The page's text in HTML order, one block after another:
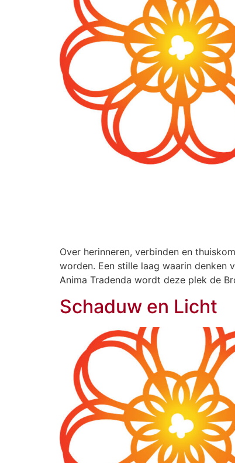
Over herinneren, verbinden en
worden. Een stille laag waarin
Anima Tradenda wordt deze plek de
Schaduw en Licht